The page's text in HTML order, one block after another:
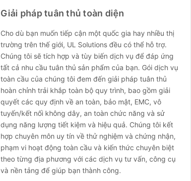
Giải pháp tuân thủ toàn diện
Cho dù bạn muốn tiếp cận một quốc gia hay nhiều thị
trường trên thế giới, UL Solutions đều có thể hỗ trợ.
Chúng tôi sẽ tích hợp và tùy biến dịch vụ để đáp ứng
tất cả nhu cầu tuân thủ sản phẩm của bạn. Gói dịch vụ
toàn cầu của chúng tôi đem đến giải pháp tuân thủ
hoàn chỉnh trải khắp toàn bộ quy trình, bao gồm giải
quyết các quy định về an toàn, bảo mật, EMC, vô
tuyến/kết nối không dây, an toàn chức năng và sử
dụng năng lượng tiết kiệm và hiệu quả. Chúng tôi kết
hợp chuyên môn uy tín về thử nghiệm và chứng nhận,
phạm vi hoạt động toàn cầu và kiến thức chuyên biệt
theo từng địa phương với các dịch vụ tư vấn, công cụ
và nền tảng để giúp bạn thành công.